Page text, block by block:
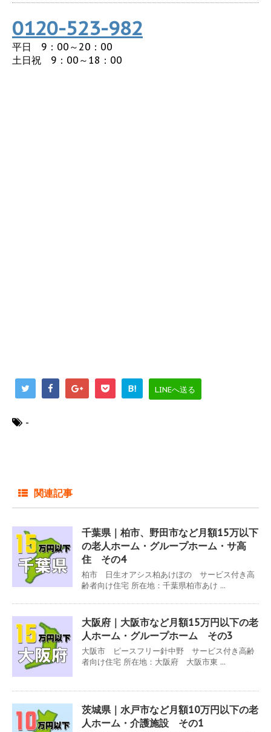
0120-523-982
平日 9：00～20：00
土日祝 9：00～18：00
B! LINEへ送る
-
関連記事
千葉県｜柏市、野田市など月額15万以下
の老人ホーム・グループホーム・サ高
住 その4
柏市 日生オアシス柏あけぼの サービス付き高
齢者向け住宅 所在地：千葉県柏市あけ ...
大阪府｜大阪市など月額15万円以下の老
人ホーム・グループホーム その3
大阪市 ピースフリー針中野 サービス付き高齢
者向け住宅 所在地：大阪府 大阪市東 ...
茨城県｜水戸市など月額10万円以下の老
人ホーム・介護施設 その1